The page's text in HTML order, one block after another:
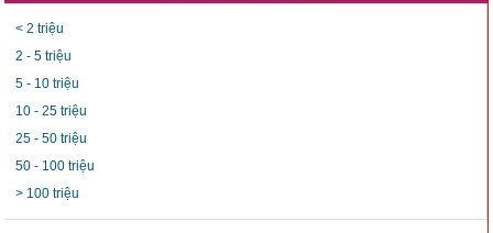
< 2 triệu
2 - 5 triệu
5 - 10 triệu
10 - 25 triệu
25 - 50 triệu
50 - 100 triệu
> 100 triệu